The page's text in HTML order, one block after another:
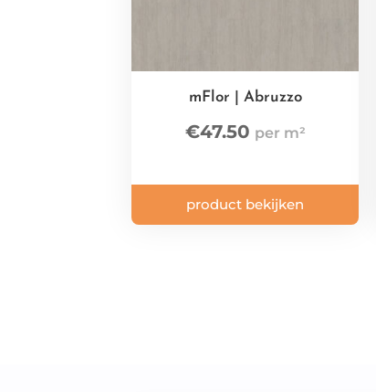
mFlor | Abruzzo
€47.50
product bekijken